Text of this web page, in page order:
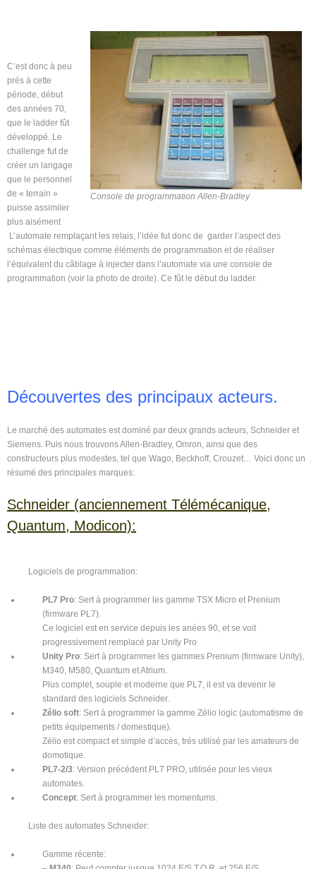
Console de programmation Allen-Bradley
C’est donc à peu
prés à cette
période, début
des années 70,
que le ladder fût
développé. Le
challenge fut de
créer un langage
que le personnel
de « terrain »
puisse assimiler
plus aisément
L’automate remplaçant les relais, l’idée fut donc de garder l’aspect des
schémas électrique comme éléments de programmation et de réaliser
l’équivalent du câblage à injecter dans l’automate via une console de
programmation (voir la photo de droite). Ce fût le début du ladder.
Découvertes des principaux acteurs.
Le marché des automates est dominé par deux grands acteurs, Schneider et
Siemens. Puis nous trouvons Allen-Bradley, Omron, ainsi que des
constructeurs plus modestes, tel que Wago, Beckhoff, Crouzet… Voici donc un
résumé des principales marques:
Schneider (anciennement Télémécanique,
Quantum, Modicon):
Logiciels de programmation:
PL7 Pro: Sert à programmer les gamme TSX Micro et Prenium
(firmware PL7).
Ce logiciel est en service depuis les anées 90, et se voit
progressivement remplacé par Unity Pro
Unity Pro: Sert à programmer les gammes Prenium (firmware Unity),
M340, M580, Quantum et Atrium.
Plus complet, souple et moderne que PL7, il est va devenir le
standard des logiciels Schneider.
Zélio soft: Sert à programmer la gamme Zélio logic (automatisme de
petits équipements / domestique).
Zélio est compact et simple d’accès, trés utilisé par les amateurs de
domotique.
PL7-2/3: Version précédent PL7 PRO, utilisée pour les vieux
automates.
Concept: Sert à programmer les momentums.
Liste des automates Schneider:
Gamme récente: